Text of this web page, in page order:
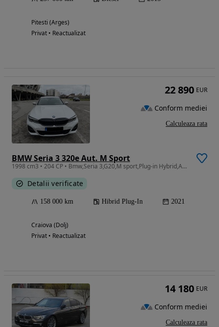
Pitesti (Arges)
Privat • Reactualizat
BMW Seria 3 320e Aut. M Sport
1998 cm3 • 204 CP • Bmw,Seria 3,G20,M sport,Plug-in Hybrid,Automat,204 CP,Euro 6
Detalii verificate
158 000 km Hibrid Plug-In 2021
Craiova (Dolj)
Privat • Reactualizat
22 890 EUR
Conform mediei
Calculeaza rata
14 180 EUR
Conform mediei
Calculeaza rata